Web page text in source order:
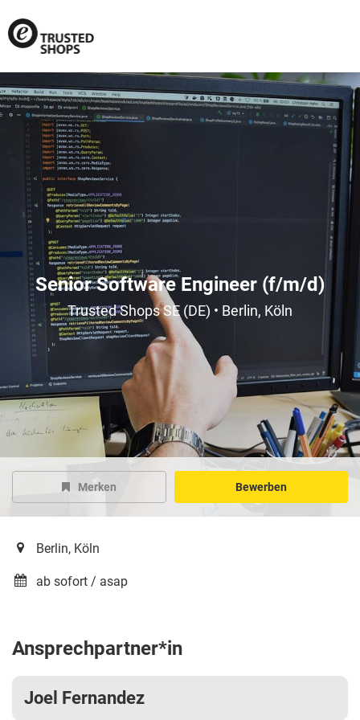
Senior Software Engineer (f/m/d)
Trusted Shops SE (DE) • Berlin, Köln
Merken Bewerben
Berlin, Köln
ab sofort / asap
Ansprechpartner*in
Joel Fernandez